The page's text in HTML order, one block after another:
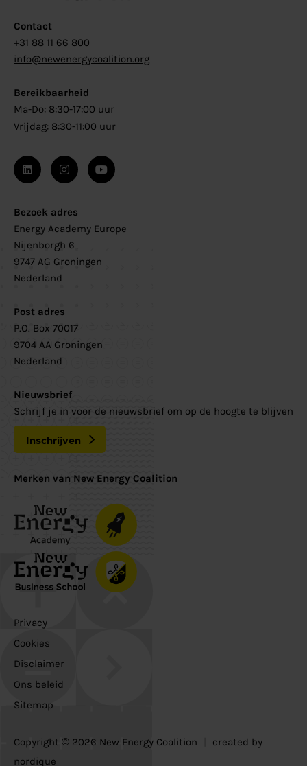
Contact
+31 88 11 66 800
info@newenergycoalition.org
Bereikbaarheid
Ma-Do: 8:30-17:00 uur
Vrijdag: 8:30-11:00 uur
Bezoek adres
Energy Academy Europe
Nijenborgh 6
9747 AG Groningen
Nederland
Post adres
P.O. Box 70017
9704 AA Groningen
Nederland
Nieuwsbrief
Schrijf je in voor de nieuwsbrief om op de hoogte te blijven
Inschrijven
Merken van New Energy Coalition
Copyright © 2026 New Energy Coalition
created by
nordique
Privacy
Cookies
Disclaimer
Ons beleid
Sitemap